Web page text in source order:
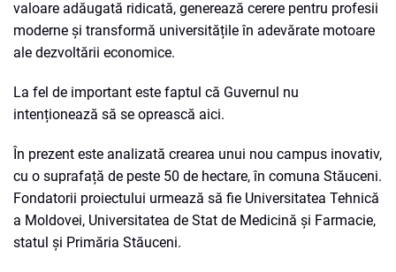
valoare adăugată ridicată, generează cerere pentru profesii
moderne și transformă universitățile în adevărate motoare
ale dezvoltării economice.
La fel de important este faptul că Guvernul nu
intenționează să se oprească aici.
În prezent este analizată crearea unui nou campus inovativ,
cu o suprafață de peste 50 de hectare, în comuna Stăuceni.
Fondatorii proiectului urmează să fie Universitatea Tehnică
a Moldovei, Universitatea de Stat de Medicină și Farmacie,
statul și Primăria Stăuceni.